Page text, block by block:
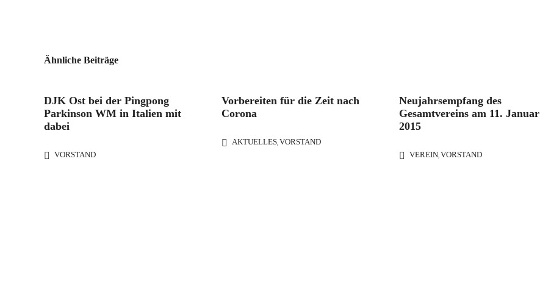
Ähnliche Beiträge
DJK Ost bei der Pingpong
Parkinson WM in Italien mit
dabei
VORSTAND
Vorbereiten für die Zeit nach
Corona
AKTUELLES, VORSTAND
Neujahrsempfang des
Gesamtvereins am 11. Januar
2015
VEREIN, VORSTAND